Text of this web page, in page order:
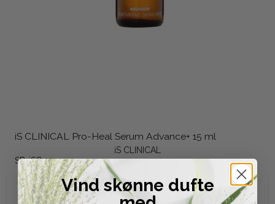
iS CLINICAL Pro-Heal Serum Advance+ 15 ml
iS CLINICAL
SB-iSC 14
775,00 DKK
Vind skønne dufte